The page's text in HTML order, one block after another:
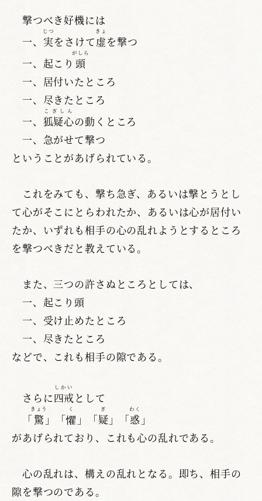
撃つべき好機には
一、 実
じつ
をさけて虚
きょ
を撃つ
一、起こり 頭
がしら
一、居付いたところ
一、尽きたところ
一、 狐疑心
こぎしん
の動くところ
一、急がせて撃つ
ということがあげられている。
これをみても、撃ち急ぎ、あるいは撃とうとし
て心がそこにとらわれたか、あるいは心が居付い
たか、いずれも相手の心の乱れようとするところ
を撃つべきだと教えている。
また、三つの許さぬところとしては、
一、起こり頭
一、受け止めたところ
一、尽きたところ
などで、これも相手の隙である。
さらに四戒
しかい
として
「驚
きょう
」「懼
く
」「疑
ぎ
」「惑
わく
」
があげられており、これも心の乱れである。
心の乱れは、構えの乱れとなる。即ち、相手の
隙を撃つのである。